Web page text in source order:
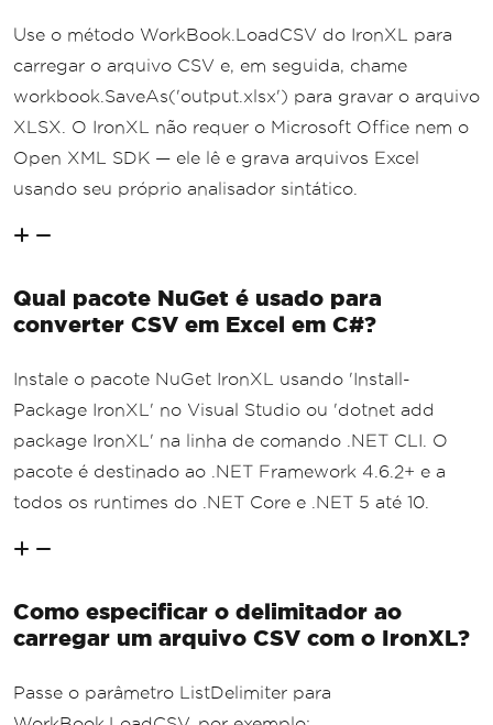
Use o método WorkBook.LoadCSV do IronXL para
carregar o arquivo CSV e, em seguida, chame
workbook.SaveAs('output.xlsx') para gravar o arquivo
XLSX. O IronXL não requer o Microsoft Office nem o
Open XML SDK — ele lê e grava arquivos Excel
usando seu próprio analisador sintático.
Qual pacote NuGet é usado para
converter CSV em Excel em C#?
Instale o pacote NuGet IronXL usando 'Install-
Package IronXL' no Visual Studio ou 'dotnet add
package IronXL' na linha de comando .NET CLI. O
pacote é destinado ao .NET Framework 4.6.2+ e a
todos os runtimes do .NET Core e .NET 5 até 10.
Como especificar o delimitador ao
carregar um arquivo CSV com o IronXL?
Passe o parâmetro ListDelimiter para